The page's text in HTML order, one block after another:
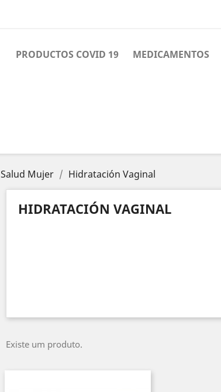
PRODUCTOS COVID 19 MEDICAMENTOS
Salud Mujer Hidratación Vaginal
HIDRATACIÓN VAGINAL
Existe um produto.